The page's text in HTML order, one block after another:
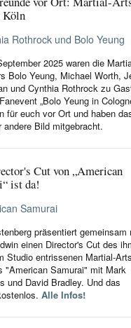
Köln
2025 waren die
Bolo Yeung, Michael Worth,
und Cynthia Rothrock zu
„Bolo Yeung in
für euch vor Ort und haben
andere Bild mitgebracht.
Cut von „American
ist da!
präsentiert gemeinsam
einen Director's Cut des
Studio entrissenen Martial-
"American Samurai" mit Mark
und David Bradley. Und das
Alle Infos!